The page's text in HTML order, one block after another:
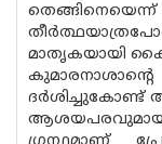
മാതൃകയായി
ആശയപരവുമായ